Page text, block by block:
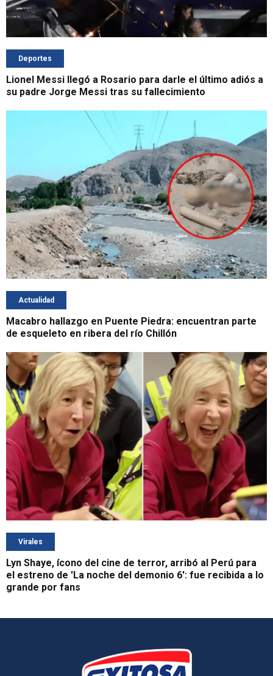
Deportes
Lionel Messi llegó a Rosario para darle el último adiós a
su padre Jorge Messi tras su fallecimiento
Actualidad
Macabro hallazgo en Puente Piedra: encuentran parte
de esqueleto en ribera del río Chillón
Virales
Lyn Shaye, ícono del cine de terror, arribó al Perú para
el estreno de 'La noche del demonio 6': fue recibida a lo
grande por fans